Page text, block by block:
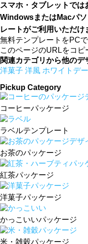
スマホ・タブレットでは
WindowsまたはMacパ
レートがご利用いただけ
無料テンプレートをPC
このページのURLをコピ
関連カテゴリから他のデ
洋菓子 洋風 ホワイトデー
Pickup Category
コーヒーパッケージ
ラベルテンプレート
お茶のパッケージ
紅茶パッケージ
洋菓子パッケージ
かっこいいパッケージ
米・雑穀パッケージ